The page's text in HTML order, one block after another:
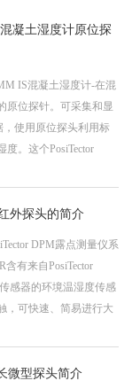
凝土湿度计原位探
IS混凝土湿度计-在混
原位探针。可采集和显
使用原位探头利用标
。这个PosiTector
外探头的简介
DPM露点测量仪系
含有来自PosiTector
感器的环境温湿度传感
，可快速、简易进行大
微型探头简介